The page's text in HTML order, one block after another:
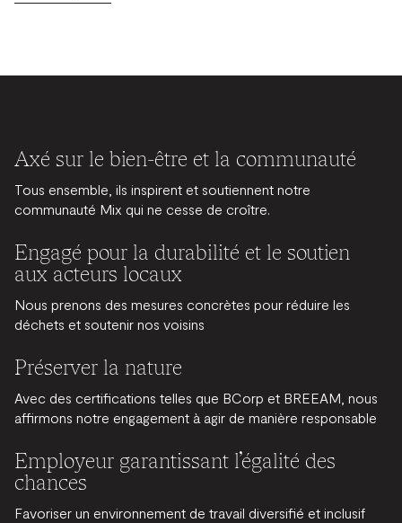
Axé sur le bien-être et la communauté
Tous ensemble, ils inspirent et soutiennent notre
communauté Mix qui ne cesse de croître.
Engagé pour la durabilité et le soutien
aux acteurs locaux
Nous prenons des mesures concrètes pour réduire les
déchets et soutenir nos voisins
Préserver la nature
Avec des certifications telles que BCorp et BREEAM, nous
affirmons notre engagement à agir de manière responsable
Employeur garantissant l’égalité des
chances
Favoriser un environnement de travail diversifié et inclusif